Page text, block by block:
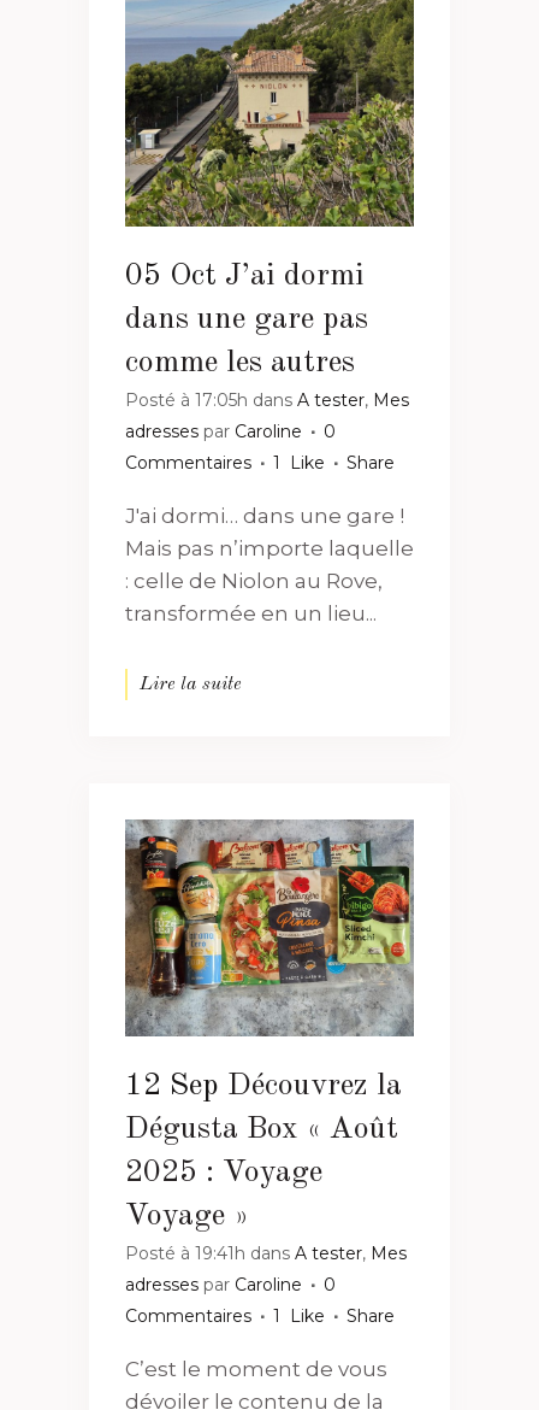
05 Oct J’ai dormi
dans une gare pas
comme les autres
Posté à 17:05h dans A tester, Mes
adresses par Caroline
0
Commentaires
1 Like Share
J'ai dormi… dans une gare !
Mais pas n’importe laquelle
: celle de Niolon au Rove,
transformée en un lieu...
Lire la suite
12 Sep Découvrez la
Dégusta Box « Août
2025 : Voyage
Voyage »
Posté à 19:41h dans A tester, Mes
adresses par Caroline
0
Commentaires
1 Like Share
C’est le moment de vous
dévoiler le contenu de la